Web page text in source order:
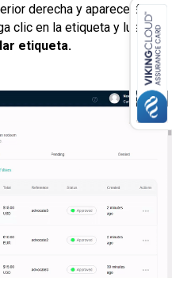
derecha y aparecerá
clic en la etiqueta y luego
etiqueta.